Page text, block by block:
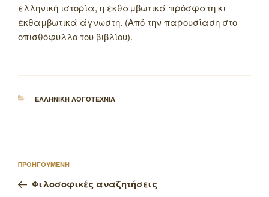
ελληνική ιστορία, η εκθαμβωτικά πρόσφατη κι
εκθαμβωτικά άγνωστη. (Από την παρουσίαση στο
οπισθόφυλλο του βιβλίου).
ΚΑΤΗΓΟΡΙΕΣ
ΕΛΛΗΝΙΚΗ ΛΟΓΟΤΕΧΝΙΑ
άρθρων
Προηγούμενο
άρθρο
ΠΡΟΗΓΟΥΜΕΝΗ
Φιλοσοφικές αναζητήσεις